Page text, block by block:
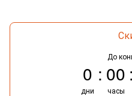
До
0
дни
00
часы